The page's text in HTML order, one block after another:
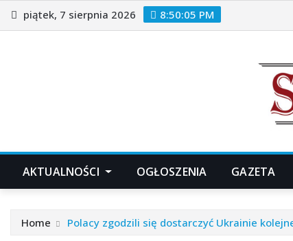
Skip
to
piątek, 7 sierpnia 2026 8:50:07 PM
AKTUALNOŚCI OGŁOSZENIA GAZETA
Home Polacy zgodzili się dostarczyć Ukrainie